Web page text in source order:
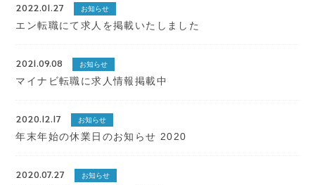
2022.01.27 お知らせ
エン転職にて求人を掲載いたしました
2021.09.08 お知らせ
マイナビ転職に求人情報掲載中
2020.12.17 お知らせ
年末年始の休業日のお知らせ 2020
2020.07.27 お知らせ